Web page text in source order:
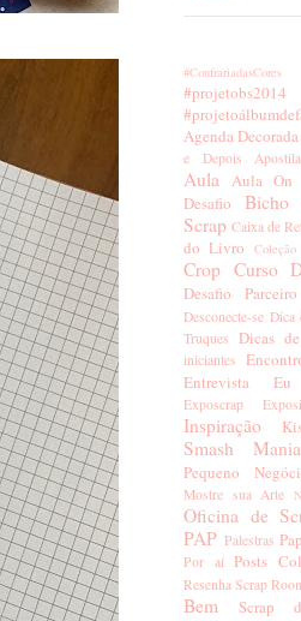
#ConfrariadasCores
#projetobs2014
Agenda Decorada
e Depois
Apostila
Aula Aula On
Desafio
Bicho
Scrap Caixa de
do Livro
Crop Curso
Desafio Parceiro
Desconecte-se Dica
Truques
Dicas
iniciantes
Entrevista
Exposcrap
Inspiração
Smash Mania
Pequeno
Mostre sua Arte
Oficina de
PAP Palestras
Por aí
Posts
Resenha Scrap
Bem
Scrap